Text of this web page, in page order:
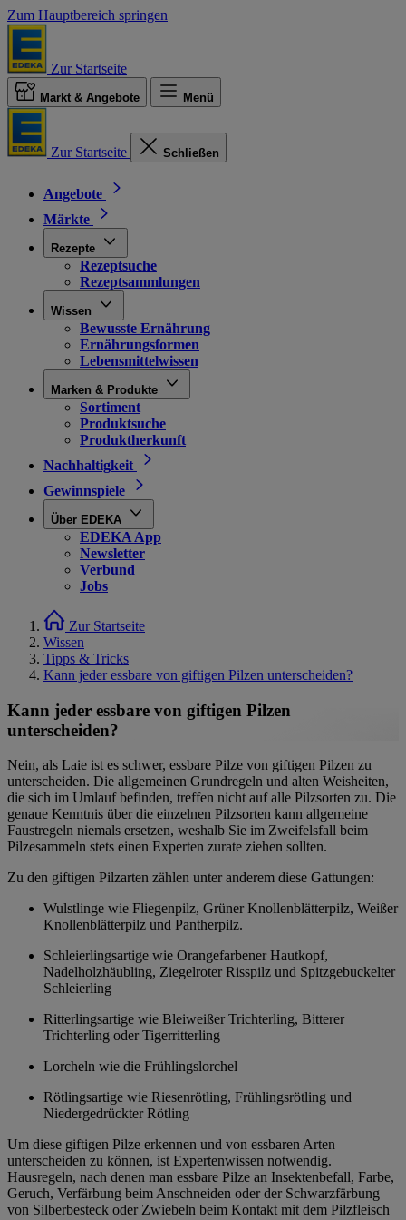
Zum Hauptbereich springen
Zur Startseite
Markt & Angebote Menü
Zur Startseite Schließen
Angebote
Märkte
Rezepte
Rezeptsuche
Rezeptsammlungen
Wissen
Bewusste Ernährung
Ernährungsformen
Lebensmittelwissen
Marken & Produkte
Sortiment
Produktsuche
Produktherkunft
Nachhaltigkeit
Gewinnspiele
Über EDEKA
EDEKA App
Newsletter
Verbund
Jobs
Zur Startseite
Wissen
Tipps & Tricks
Kann jeder essbare von giftigen Pilzen unterscheiden?
Kann jeder essbare von giftigen Pilzen
unterscheiden?
Nein, als Laie ist es schwer, essbare Pilze von giftigen Pilzen zu
unterscheiden. Die allgemeinen Grundregeln und alten Weisheiten,
die sich im Umlauf befinden, treffen nicht auf alle Pilzsorten zu. Die
genaue Kenntnis über die einzelnen Pilzsorten kann allgemeine
Faustregeln niemals ersetzen, weshalb Sie im Zweifelsfall beim
Pilzesammeln stets einen Experten zurate ziehen sollten.
Zu den giftigen Pilzarten zählen unter anderem diese Gattungen:
Wulstlinge wie Fliegenpilz, Grüner Knollenblätterpilz, Weißer
Knollenblätterpilz und Pantherpilz.
Schleierlingsartige wie Orangefarbener Hautkopf,
Nadelholzhäubling, Ziegelroter Risspilz und Spitzgebuckelter
Schleierling
Ritterlingsartige wie Bleiweißer Trichterling, Bitterer
Trichterling oder Tigerritterling
Lorcheln wie die Frühlingslorchel
Rötlingsartige wie Riesenrötling, Frühlingsrötling und
Niedergedrückter Rötling
Um diese giftigen Pilze erkennen und von essbaren Arten
unterscheiden zu können, ist Expertenwissen notwendig.
Hausregeln, nach denen man essbare Pilze an Insektenbefall, Farbe,
Geruch, Verfärbung beim Anschneiden oder der Schwarzfärbung
von Silberbesteck oder Zwiebeln beim Kontakt mit dem Pilzfleisch